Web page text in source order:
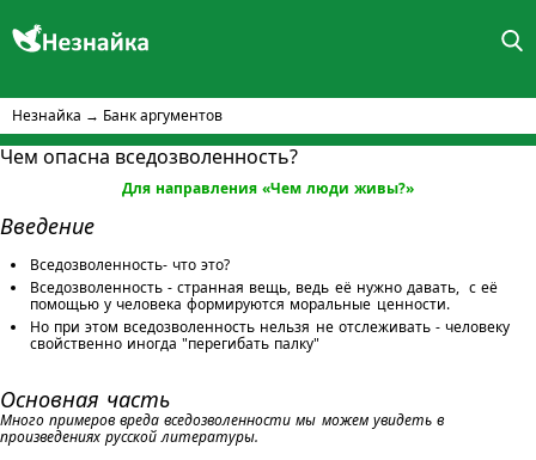
Незнайка → Банк аргументов
Чем опасна вседозволенность?
Для направления «Чем люди живы?»
Введение
Вседозволенность- что это?
Вседозволенность - странная вещь, ведь её нужно давать, с её
помощью у человека формируются моральные ценности.
Но при этом вседозволенность нельзя не отслеживать - человеку
свойственно иногда "перегибать палку"
Основная часть
Много примеров вреда вседозволенности мы можем увидеть в
произведениях русской литературы.